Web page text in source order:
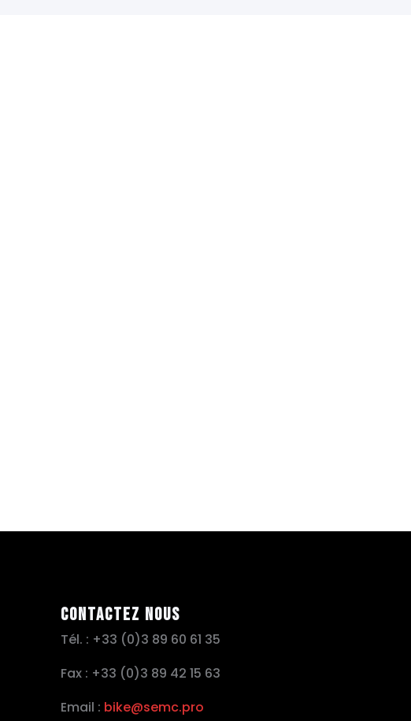
Contactez nous
Tél. : +33 (0)3 89 60 61 35
Fax : +33 (0)3 89 42 15 63
Email : bike@semc.pro